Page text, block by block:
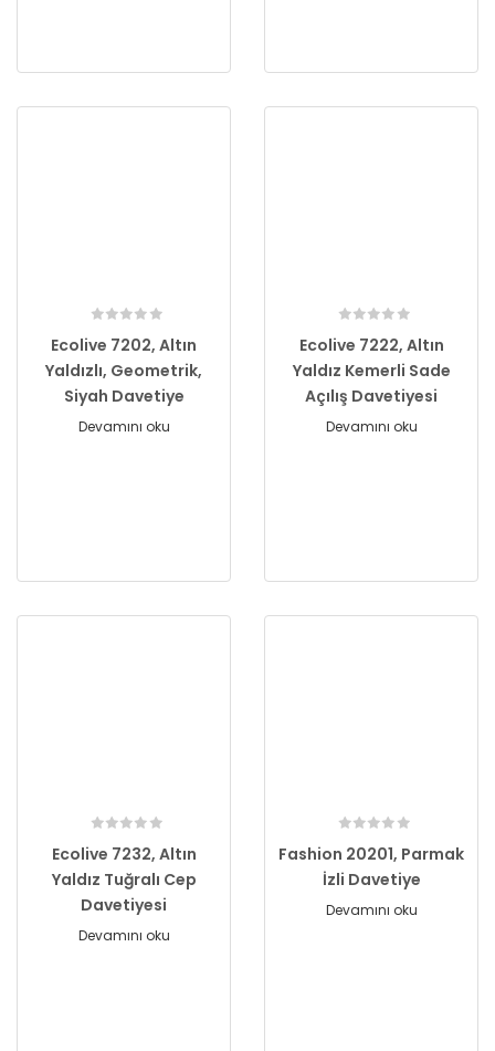
Ecolive 7202, Altın
Yaldızlı, Geometrik,
Siyah Davetiye
Devamını oku
Ecolive 7222, Altın
Yaldız Kemerli Sade
Açılış Davetiyesi
Devamını oku
Ecolive 7232, Altın
Yaldız Tuğralı Cep
Davetiyesi
Devamını oku
Fashion 20201, Parmak
İzli Davetiye
Devamını oku